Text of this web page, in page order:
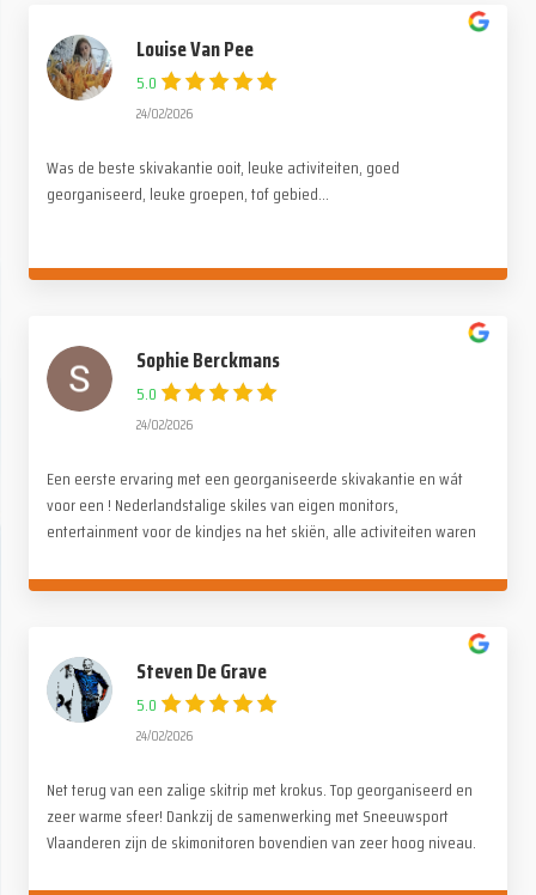
Louise Van Pee
5.0
24/02/2026
Was de beste skivakantie ooit, leuke activiteiten, goed
georganiseerd, leuke groepen, tof gebied...
Sophie Berckmans
5.0
24/02/2026
Een eerste ervaring met een georganiseerde skivakantie en wát
voor een ! Nederlandstalige skiles van eigen monitors,
entertainment voor de kindjes na het skiën, alle activiteiten waren
genoten !
Steven De Grave
5.0
24/02/2026
Net terug van een zalige skitrip met krokus. Top georganiseerd en
zeer warme sfeer! Dankzij de samenwerking met Sneeuwsport
Vlaanderen zijn de skimonitoren bovendien van zeer hoog niveau.